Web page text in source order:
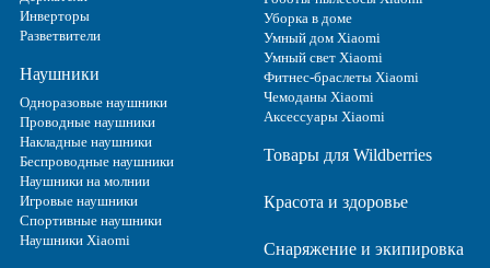
Инверторы
Разветвители
Наушники
Одноразовые наушники
Проводные наушники
Накладные наушники
Беспроводные наушники
Наушники на молнии
Игровые наушники
Спортивные наушники
Наушники Xiaomi
Уборка в доме
Умный дом Xiaomi
Умный свет Xiaomi
Фитнес-браслеты Xiaomi
Чемоданы Xiaomi
Аксессуары Xiaomi
Товары для Wildberries
Красота и здоровье
Снаряжение и экипировка